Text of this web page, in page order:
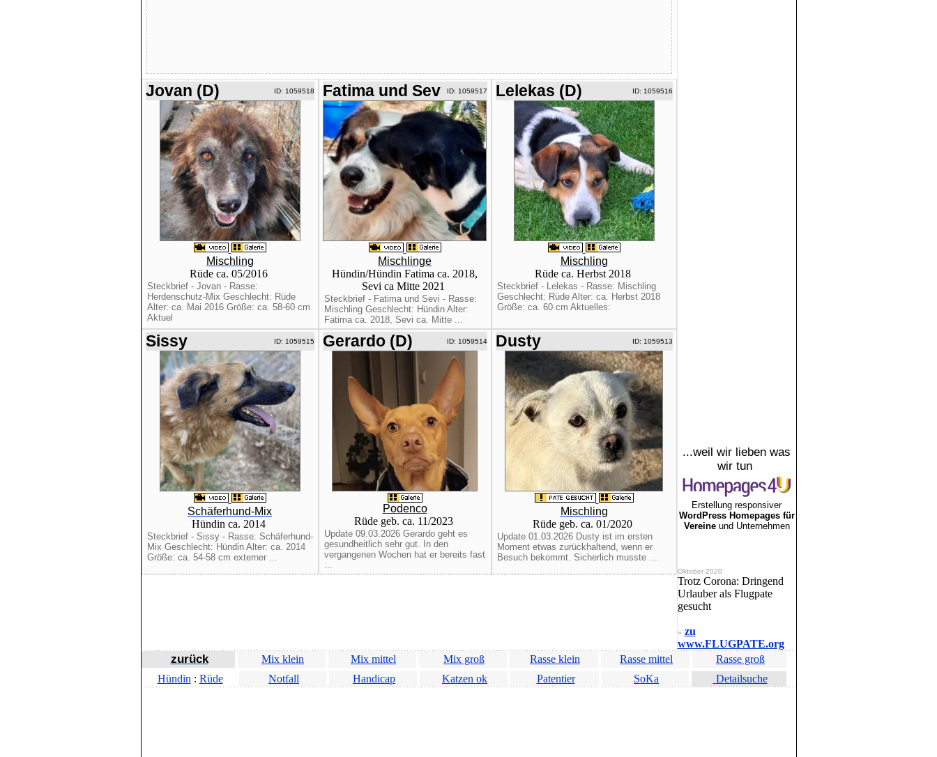
Jovan (D) ID: 1059518
Mischling
Rüde ca. 05/2016
Steckbrief - Jovan - Rasse:
Herdenschutz-Mix Geschlecht: Rüde
Alter: ca. Mai 2016 Größe: ca. 58-60 cm
Aktuel
Fatima und Sev ID: 1059517
Mischlinge
Hündin/Hündin Fatima ca. 2018,
Sevi ca Mitte 2021
Steckbrief - Fatima und Sevi - Rasse:
Mischling Geschlecht: Hündin Alter:
Fatima ca. 2018, Sevi ca. Mitte ...
Lelekas (D) ID: 1059516
Mischling
Rüde ca. Herbst 2018
Steckbrief - Lelekas - Rasse: Mischling
Geschlecht: Rüde Alter: ca. Herbst 2018
Größe: ca. 60 cm Aktuelles:
Sissy ID: 1059515
Schäferhund-Mix
Hündin ca. 2014
Steckbrief - Sissy - Rasse: Schäferhund-
Mix Geschlecht: Hündin Alter: ca. 2014
Größe: ca. 54-58 cm externer ...
Gerardo (D) ID: 1059514
Podenco
Rüde geb. ca. 11/2023
Update 09.03.2026 Gerardo geht es
gesundheitlich sehr gut. In den
vergangenen Wochen hat er bereits fast
...
Dusty ID: 1059513
Mischling
Rüde geb. ca. 01/2020
Update 01.03.2026 Dusty ist im ersten
Moment etwas zurückhaltend, wenn er
Besuch bekommt. Sicherlich musste ...
...weil wir lieben was
wir tun
Erstellung responsiver
WordPress Homepages für
Vereineund Unternehmen
Oktober 2020
Trotz Corona: Dringend
Urlauber als Flugpate
gesucht
» zu
www.FLUGPATE.org
zurück Mix klein Mix mittel Mix groß Rasse klein Rasse mittel
Rasse groß
Hündin : Rüde Notfall Handicap Katzen ok Patentier SoKa Detailsuche